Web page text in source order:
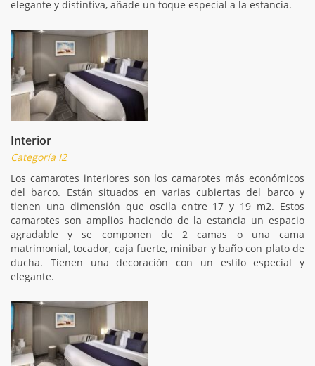
elegante y distintiva, añade un toque especial a la estancia.
Interior
Categoría I2
Los camarotes interiores son los camarotes más económicos
del barco. Están situados en varias cubiertas del barco y
tienen una dimensión que oscila entre 17 y 19 m2. Estos
camarotes son amplios haciendo de la estancia un espacio
agradable y se componen de 2 camas o una cama
matrimonial, tocador, caja fuerte, minibar y baño con plato de
ducha. Tienen una decoración con un estilo especial y
elegante.